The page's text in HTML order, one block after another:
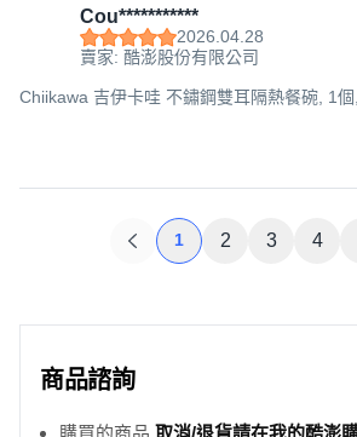
Cou***********
2026.04.28
賣家: 酷澎股份有限公司
Chiikawa 吉伊卡哇 不鏽鋼雙耳隔熱餐碗, 1
1 2 3 4
商品諮詢
取消/退貨請在我的酷澎